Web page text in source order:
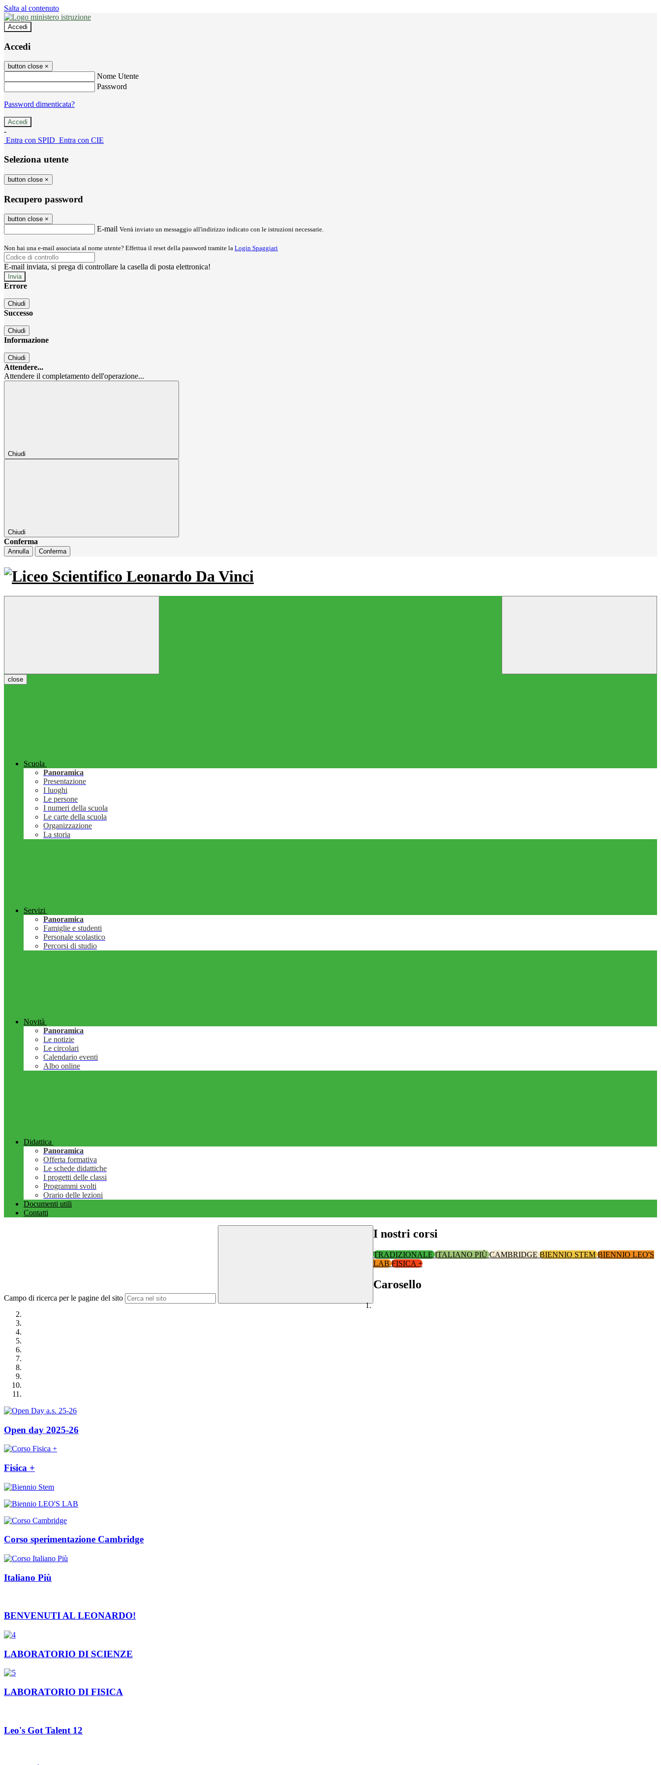
Salta al contenuto
Accedi
Accedi
button close ×
Nome Utente
Password
Password dimenticata?
-
Entra con SPID Entra con CIE
Seleziona utente
button close ×
Recupero password
button close ×
E-mail Verrà inviato un messaggio all'indirizzo indicato con le istruzioni necessarie.
Non hai una e-mail associata al nome utente? Effettua il reset della password tramite la Login Spaggiari
E-mail inviata, si prega di controllare la casella di posta elettronica!
Errore
Chiudi
Successo
Chiudi
Informazione
Chiudi
Attendere...
Attendere il completamento dell'operazione...
Chiudi
Chiudi
Conferma
Annulla Conferma
close
Scuola
Panoramica
Presentazione
I luoghi
Le persone
I numeri della scuola
Le carte della scuola
Organizzazione
La storia
Servizi
Panoramica
Famiglie e studenti
Personale scolastico
Percorsi di studio
Novità
Panoramica
Le notizie
Le circolari
Calendario eventi
Albo online
Didattica
Panoramica
Offerta formativa
Le schede didattiche
I progetti delle classi
Programmi svolti
Orario delle lezioni
Documenti utili
Contatti
Campo di ricerca per le pagine del sito
I nostri corsi
TRADIZIONALEITALIANO PIÙCAMBRIDGEBIENNIO STEMBIENNIO LEO'S
LABFISICA +
Carosello
Open day 2025-26
Fisica +
Corso sperimentazione Cambridge
Italiano Più
BENVENUTI AL LEONARDO!
LABORATORIO DI SCIENZE
LABORATORIO DI FISICA
Leo's Got Talent 12